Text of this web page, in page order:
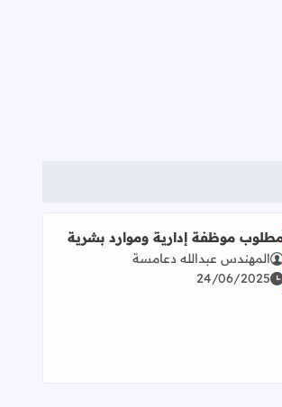
عن مطلوب موظفة إدارية وموارد بشرية
موظفة إدارية وموارد بشرية
المهندس عبدالله دعامسة
24/06/2025